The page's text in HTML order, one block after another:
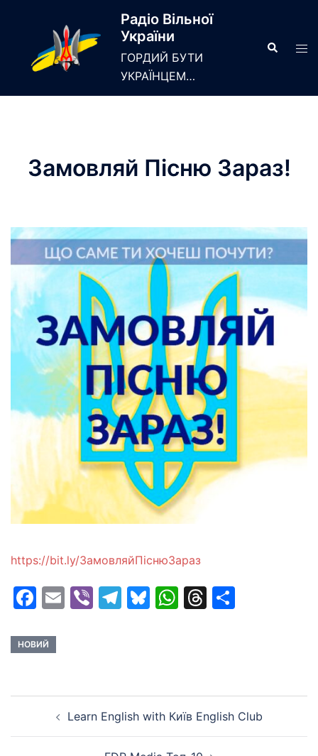
Радіо Вільної
України
ГОРДИЙ БУТИ
УКРАЇНЦЕМ…
Search
Замовляй Пiсню Зараз!
https://bit.ly/ЗамовляйПiснюЗараз
Facebook
EmailViberTelegram
Bluesky
WhatsApp
Threads
НОВИЙ
navigationLearn English with Київ English Club